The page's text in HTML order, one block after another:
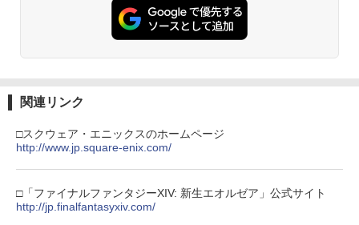
関連リンク
□スクウェア・エニックスのホームページ
http://www.jp.square-enix.com/
□「ファイナルファンタジーXIV: 新生エオルゼア」公式サイト
http://jp.finalfantasyxiv.com/